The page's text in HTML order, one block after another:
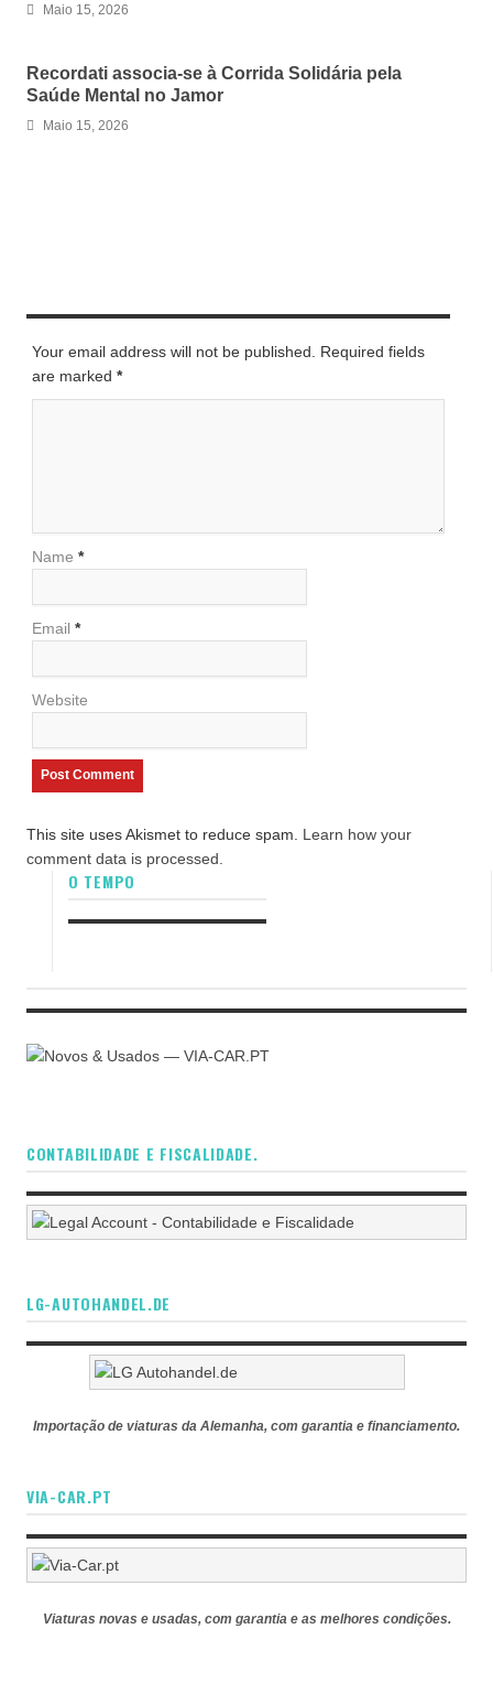
Maio 15, 2026
Recordati associa-se à Corrida Solidária pela
Saúde Mental no Jamor
Maio 15, 2026
Your email address will not be published. Required fields
are marked *
Name *
Email *
Website
This site uses Akismet to reduce spam. Learn how your
comment data is processed.
O TEMPO
CONTABILIDADE E FISCALIDADE.
LG-AUTOHANDEL.DE
Importação de viaturas da Alemanha, com garantia e financiamento.
VIA-CAR.PT
Viaturas novas e usadas, com garantia e as melhores condições.